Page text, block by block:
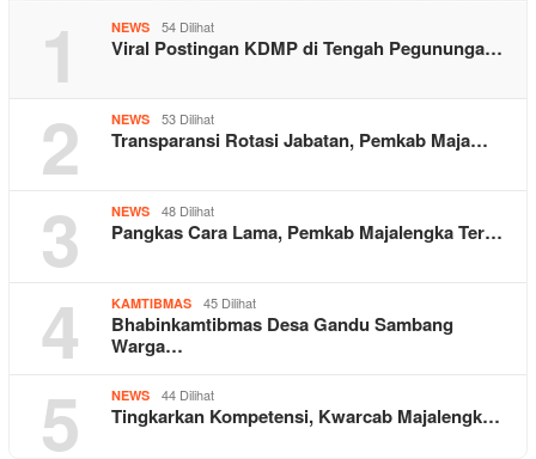
1 NEWS 54 Dilihat
Viral Postingan KDMP di Tengah Pegununga…
2 NEWS 53 Dilihat
Transparansi Rotasi Jabatan, Pemkab Maja…
3 NEWS 48 Dilihat
Pangkas Cara Lama, Pemkab Majalengka Ter…
4 KAMTIBMAS 45 Dilihat
Bhabinkamtibmas Desa Gandu Sambang
Warga…
5 NEWS 44 Dilihat
Tingkarkan Kompetensi, Kwarcab Majalengk…